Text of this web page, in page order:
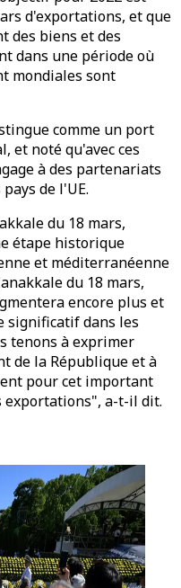
d'exportations, et que
des biens et des
dans une période où
mondiales sont
comme un port
et noté qu'avec ces
à des partenariats
de l'UE.
du 18 mars,
étape historique
et méditerranéenne
du 18 mars,
encore plus et
significatif dans les
tenons à exprimer
de la République et à
pour cet important
exportations", a-t-il dit.